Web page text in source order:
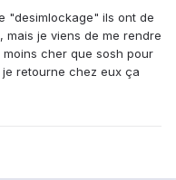
"desimlockage" ils ont de
je viens de me rendre
cher que sosh pour
retourne chez eux ça